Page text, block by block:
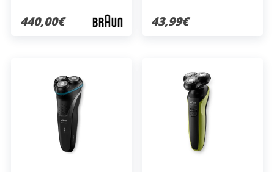
440,00€ 43,99€